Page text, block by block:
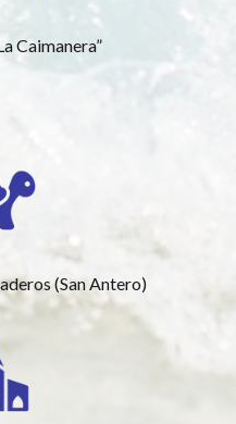
Caimanera”
(San Antero)